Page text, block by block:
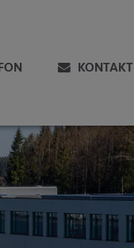
KONTAKT